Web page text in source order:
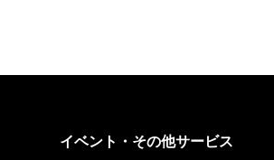
イベント・その他サービス